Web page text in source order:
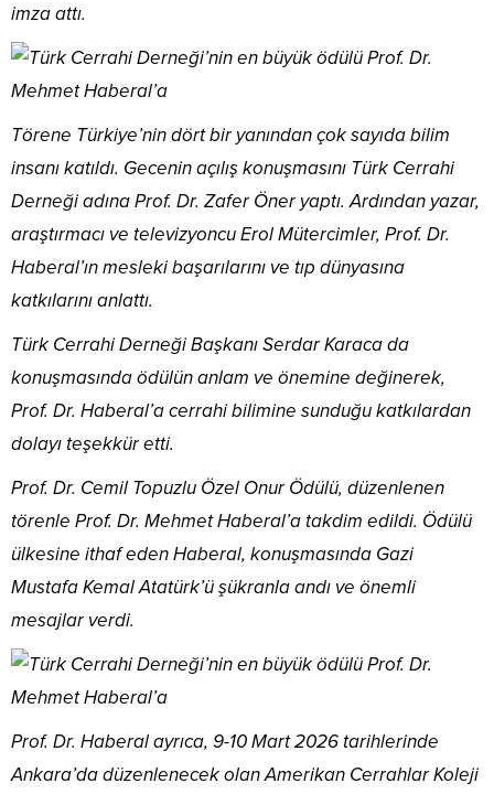
imza attı.
Törene Türkiye’nin dört bir yanından çok sayıda bilim
insanı katıldı. Gecenin açılış konuşmasını Türk Cerrahi
Derneği adına Prof. Dr. Zafer Öner yaptı. Ardından yazar,
araştırmacı ve televizyoncu Erol Mütercimler, Prof. Dr.
Haberal’ın mesleki başarılarını ve tıp dünyasına
katkılarını anlattı.
Türk Cerrahi Derneği Başkanı Serdar Karaca da
konuşmasında ödülün anlam ve önemine değinerek,
Prof. Dr. Haberal’a cerrahi bilimine sunduğu katkılardan
dolayı teşekkür etti.
Prof. Dr. Cemil Topuzlu Özel Onur Ödülü, düzenlenen
törenle Prof. Dr. Mehmet Haberal’a takdim edildi. Ödülü
ülkesine ithaf eden Haberal, konuşmasında Gazi
Mustafa Kemal Atatürk’ü şükranla andı ve önemli
mesajlar verdi.
Prof. Dr. Haberal ayrıca, 9-10 Mart 2026 tarihlerinde
Ankara’da düzenlenecek olan Amerikan Cerrahlar Koleji